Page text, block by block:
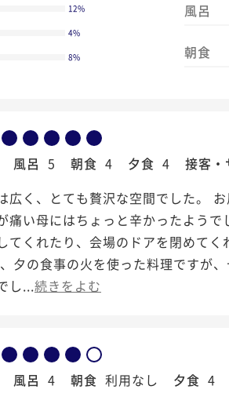
12%
4%
8%
風呂
朝食
風呂 5 朝食 4 夕食 4 接客・
広く、とても贅沢な空間でした。
痛い母にはちょっと辛かったよう
てくれたり、会場のドアを閉めて
夕の食事の火を使った料理ですが
し...続きをよむ
風呂 4 朝食 利用なし 夕食 4